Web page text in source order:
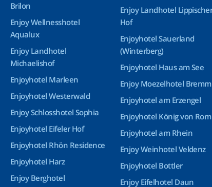
Brilon
Enjoy Wellnesshotel
Aqualux
Enjoy Landhotel
Michaelishof
Enjoyhotel Marleen
Enjoyhotel Westerwald
Enjoy Schlosshotel Sophia
Enjoyhotel Eifeler Hof
Enjoyhotel Rhön Residence
Enjoyhotel Harz
Enjoy Berghotel
Enjoy Landhotel
Hof
Enjoyhotel Sauerland
(Winterberg)
Enjoyhotel Haus am See
Enjoy Moezelhotel Bremm
Enjoyhotel am Erzengel
Enjoyhotel König von Rom
Enjoyhotel am Rhein
Enjoy Weinhotel Veldenz
Enjoyhotel Bottler
Enjoy Eifelhotel Daun